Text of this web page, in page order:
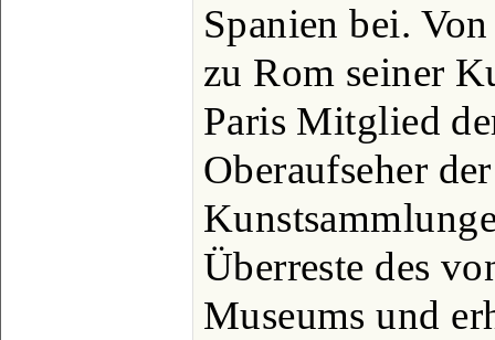
Spanien bei.
zu Rom seiner
Paris Mitglied
Oberaufseher
Überreste des
Museums und